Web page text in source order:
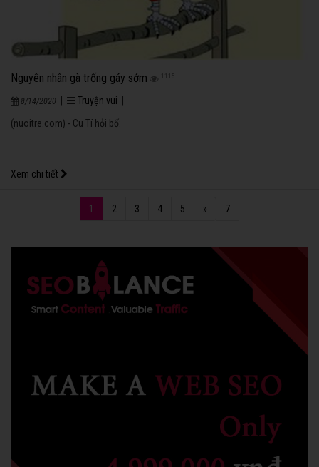
Nguyên nhân gà trống gáy sớm
8/14/2020 Truyện vui
(nuoitre.com) - Cu Tí hỏi bố:
Xem chi tiết
1 2 3 4 5 » 7